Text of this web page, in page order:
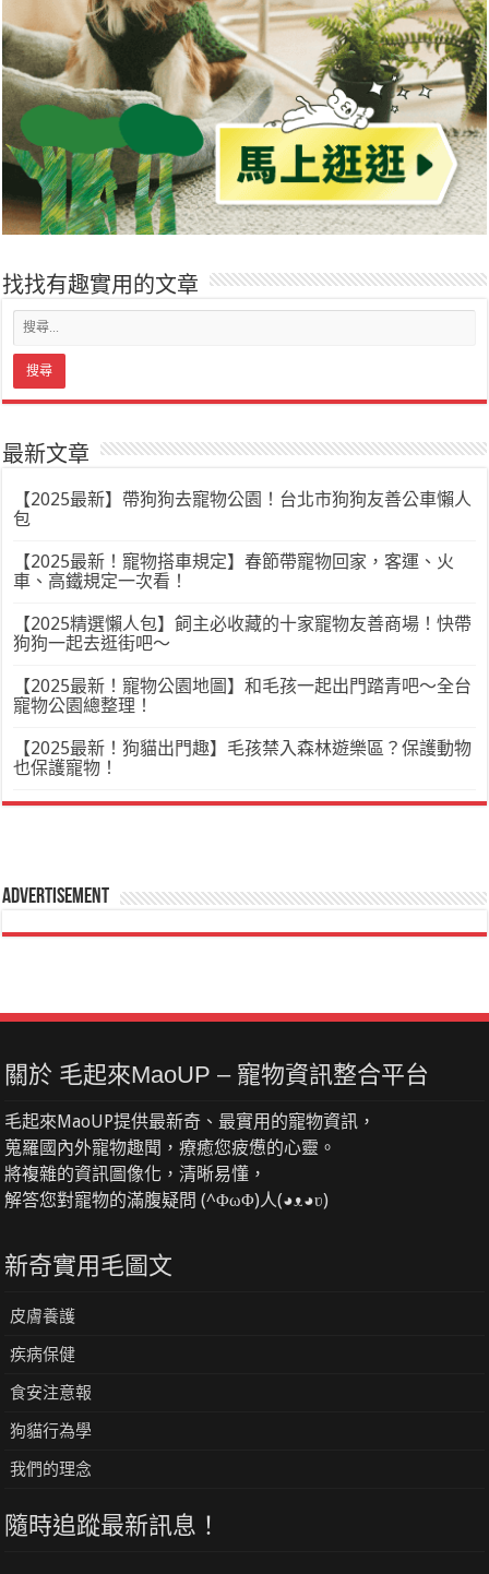
找找有趣實用的文章
最新文章
【2025最新】帶狗狗去寵物公園！台北市狗狗友善公車懶人
包
【2025最新！寵物搭車規定】春節帶寵物回家，客運、火
車、高鐵規定一次看！
【2025精選懶人包】飼主必收藏的十家寵物友善商場！快帶
狗狗一起去逛街吧～
【2025最新！寵物公園地圖】和毛孩一起出門踏青吧～全台
寵物公園總整理！
【2025最新！狗貓出門趣】毛孩禁入森林遊樂區？保護動物
也保護寵物！
Advertisement
關於 毛起來MaoUP – 寵物資訊整合平台
毛起來MaoUP提供最新奇、最實用的寵物資訊，
蒐羅國內外寵物趣聞，療癒您疲憊的心靈。
將複雜的資訊圖像化，清晰易懂，
解答您對寵物的滿腹疑問 (^ΦωΦ)人(◕ᴥ◕ʋ)
新奇實用毛圖文
皮膚養護
疾病保健
食安注意報
狗貓行為學
我們的理念
隨時追蹤最新訊息！